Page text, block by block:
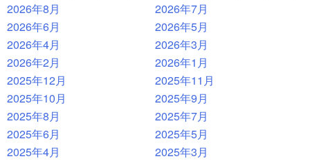
2026年8月
2026年7月
2026年6月
2026年5月
2026年4月
2026年3月
2026年2月
2026年1月
2025年12月
2025年11月
2025年10月
2025年9月
2025年8月
2025年7月
2025年6月
2025年5月
2025年4月
2025年3月